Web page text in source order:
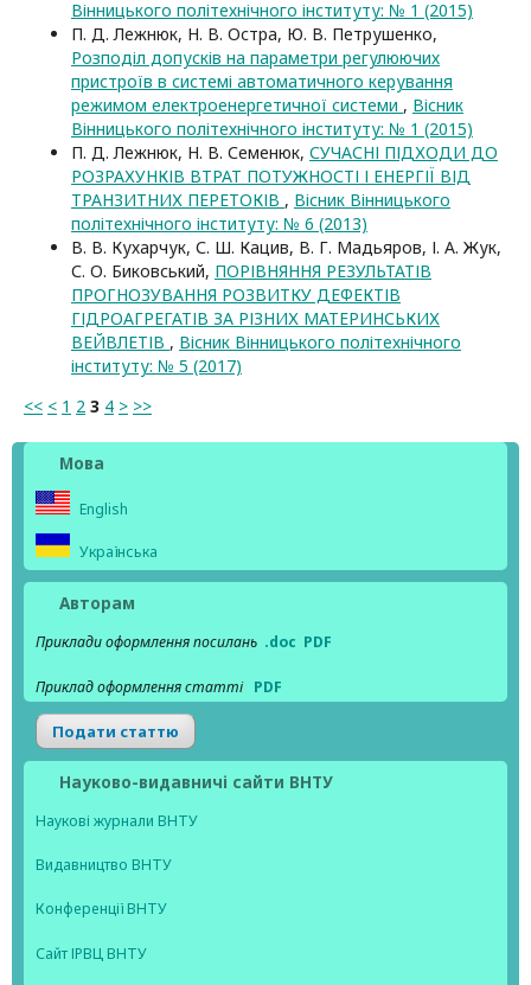
Вінницького політехнічного інституту: № 1 (2015)
П. Д. Лежнюк, Н. В. Остра, Ю. В. Петрушенко,
Розподіл допусків на параметри регулюючих
пристроїв в системі автоматичного керування
режимом електроенергетичної системи , Вісник
Вінницького політехнічного інституту: № 1 (2015)
П. Д. Лежнюк, Н. В. Семенюк, СУЧАСНІ ПІДХОДИ ДО
РОЗРАХУНКІВ ВТРАТ ПОТУЖНОСТІ І ЕНЕРГІЇ ВІД
ТРАНЗИТНИХ ПЕРЕТОКІВ , Вісник Вінницького
політехнічного інституту: № 6 (2013)
В. В. Кухарчук, С. Ш. Кацив, В. Г. Мадьяров, І. А. Жук,
С. О. Биковський, ПОРІВНЯННЯ РЕЗУЛЬТАТІВ
ПРОГНОЗУВАННЯ РОЗВИТКУ ДЕФЕКТІВ
ГІДРОАГРЕГАТІВ ЗА РІЗНИХ МАТЕРИНСЬКИХ
ВЕЙВЛЕТІВ , Вісник Вінницького політехнічного
інституту: № 5 (2017)
<< < 1 2 3 4 > >>
Мова
English
Українська
Авторам
Приклади оформлення посилань .doc PDF
Приклад оформлення статті PDF
Подати статтю
Науково-видавничі сайти ВНТУ
Наукові журнали ВНТУ
Видавництво ВНТУ
Конференції ВНТУ
Сайт ІРВЦ ВНТУ